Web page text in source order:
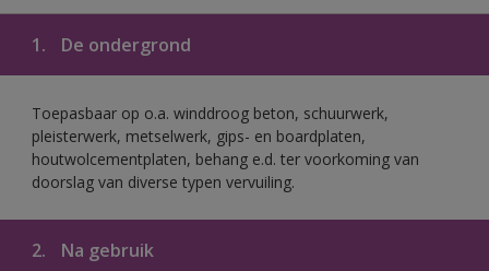
1. De ondergrond
Toepasbaar op o.a. winddroog beton, schuurwerk,
pleisterwerk, metselwerk, gips- en boardplaten,
houtwolcementplaten, behang e.d. ter voorkoming van
doorslag van diverse typen vervuiling.
2. Na gebruik